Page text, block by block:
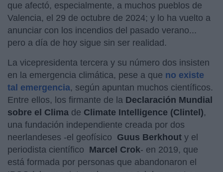
que afectó, especialmente, a muchos pueblos de
Valencia, el 29 de octubre de 2024; y lo ha vuelto a
anunciar con los incendios del pasado verano...
pero a día de hoy sigue sin ser realidad.
La vicepresidenta tercera y su número dos insisten
en la emergencia climática, pese a que no existe
tal emergencia, según apuntan muchos científicos.
Entre ellos, los firmante de la Declaración Mundial
sobre el Clima de Climate Intelligence (Clintel),
una fundación independiente creada por dos
neerlandeses -el geofísico Guus Berkhout y el
periodista científico Marcel Crok- en 2019, que
está formada por personas que abandonaron el